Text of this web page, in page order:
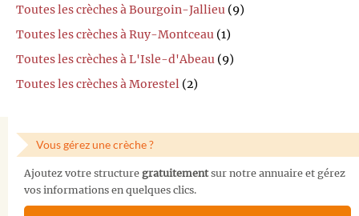
Toutes les crèches à Bourgoin-Jallieu (9)
Toutes les crèches à Ruy-Montceau (1)
Toutes les crèches à L'Isle-d'Abeau (9)
Toutes les crèches à Morestel (2)
Vous gérez une crèche ?
Ajoutez votre structure gratuitementsur notre annuaire et gérez
vos informations en quelques clics.